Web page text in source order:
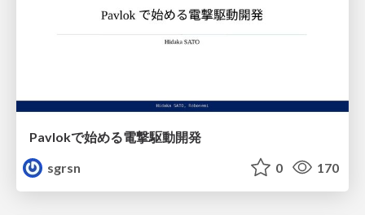
Pavlokで始める電撃駆動開発
sgrsn
0 170